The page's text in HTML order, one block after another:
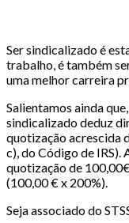
Ser sindicalizado é
trabalho, é também
uma melhor carreira
Salientamos ainda
sindicalizado deduz
quotização acrescida
c), do Código de IRS).
quotização de
(100,00 € x 200%).
Seja associado do